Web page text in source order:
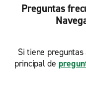
Preguntas
Si tiene
principal de